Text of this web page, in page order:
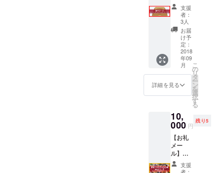
任意の
名前に
関して
は2018
年9月末
までご
連絡し
ます。
お好き
なちゃ
んこ5杯
分のチ
ケット
（3000
円相
当） ※
2018年
9月末ご
ろに指
お届け
させて
いただ
きま
す。 ※
有効期
間 2018
年10月
【お好
きな
ちゃん
こ無料
券8杯
分】＋
【お好
きなド
リンク
無料券2
枚】 ①
事務局
からお
メール
を送付
させて
いただ
きま
す。 ②
お好き
なちゃ
支援
者：
3人
お届
け予
定：
2018
年09
月
詳細を見る
こ
の
リ
タ
ー
ン
を
選
択
す
る
10,
000 円
残り5
【お礼
メー
ル】＋
【限定
１万円
支援
者：